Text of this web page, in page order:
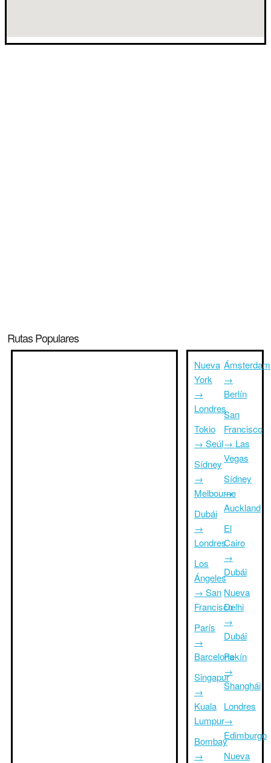
Rutas Populares
Nueva
York
→
Londres
Tokio
→ Seúl
Sídney
→
Melbourne
Dubái
→
Londres
Los
Ángeles
→ San
Francisco
París
→
Barcelona
Singapur
→
Kuala
Lumpur
Bombay
→
Ámsterdam
→
Berlín
San
Francisco
→ Las
Vegas
Sídney
→
Auckland
El
Cairo
→
Dubái
Nueva
Delhi
→
Dubái
Pekín
→
Shanghái
Londres
→
Edimburgo
Nueva